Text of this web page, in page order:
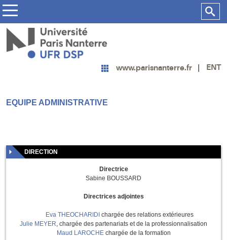
www.parisnanterre.fr ENT
EQUIPE ADMINISTRATIVE
DIRECTION
Directrice
Sabine BOUSSARD
Directrices adjointes
Eva THEOCHARIDI chargée des relations extérieures
Julie MEYER, chargée des partenariats et de la professionnalisation
Maud LAROCHEchargée de la formation